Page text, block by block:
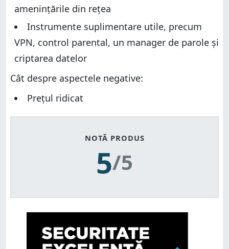
amenințările din rețea
Instrumente suplimentare utile, precum
VPN, control parental, un manager de parole și
criptarea datelor
Cât despre aspectele negative:
Prețul ridicat
NOTĂ PRODUS
5/5